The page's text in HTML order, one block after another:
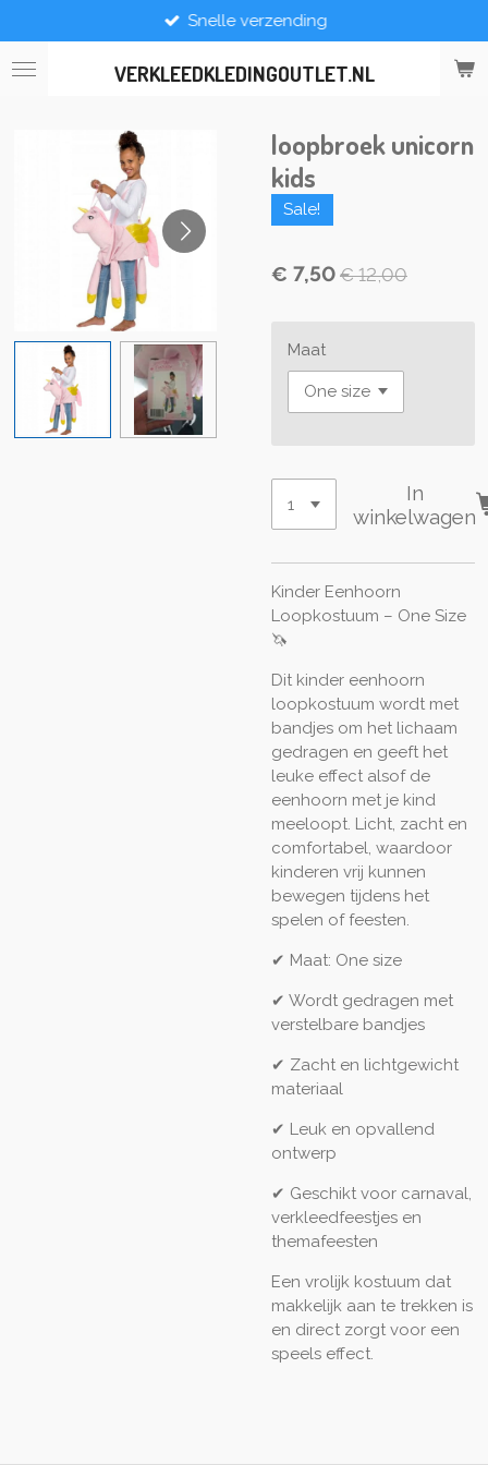
direct
naar
VERKLEEDKLEDINGOUTLET.NL
Snelle verzending
loopbroek unicorn
kids
Sale!
€ 7,50 € 12,00
Maat
In
winkelwagen
Kinder Eenhoorn
Loopkostuum – One Size
🦄
Dit kinder eenhoorn
loopkostuum wordt met
bandjes om het lichaam
gedragen en geeft het
leuke effect alsof de
eenhoorn met je kind
meeloopt. Licht, zacht en
comfortabel, waardoor
kinderen vrij kunnen
bewegen tijdens het
spelen of feesten.
✔ Maat: One size
✔ Wordt gedragen met
verstelbare bandjes
✔ Zacht en lichtgewicht
materiaal
✔ Leuk en opvallend
ontwerp
✔ Geschikt voor carnaval,
verkleedfeestjes en
themafeesten
Een vrolijk kostuum dat
makkelijk aan te trekken is
en direct zorgt voor een
speels effect.